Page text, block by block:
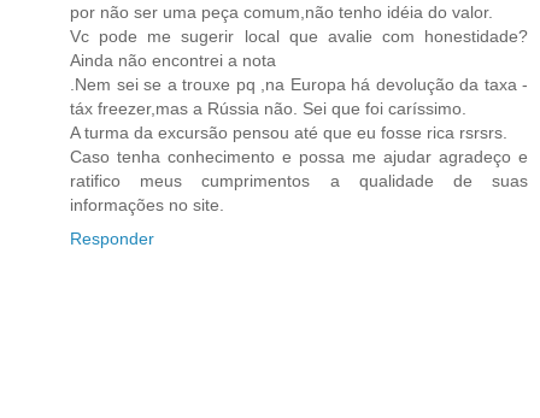
por não ser uma peça comum,não tenho idéia do valor.
Vc pode me sugerir local que avalie com honestidade?
Ainda não encontrei a nota
.Nem sei se a trouxe pq ,na Europa há devolução da taxa -
táx freezer,mas a Rússia não. Sei que foi caríssimo.
A turma da excursão pensou até que eu fosse rica rsrsrs.
Caso tenha conhecimento e possa me ajudar agradeço e
ratifico meus cumprimentos a qualidade de suas
informações no site.
Responder